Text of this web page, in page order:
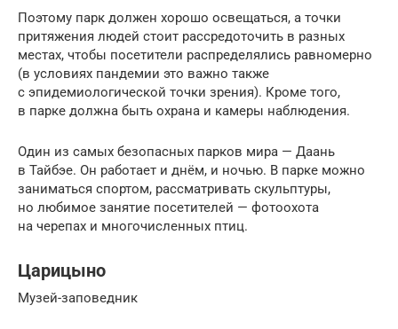
Поэтому парк должен хорошо освещаться, а точки
притяжения людей стоит рассредоточить в разных
местах, чтобы посетители распределялись равномерно
(в условиях пандемии это важно также
с эпидемиологической точки зрения). Кроме того,
в парке должна быть охрана и камеры наблюдения.
Один из самых безопасных парков мира — Даань
в Тайбэе. Он работает и днём, и ночью. В парке можно
заниматься спортом, рассматривать скульптуры,
но любимое занятие посетителей — фотоохота
на черепах и многочисленных птиц.
Царицыно
Музей-заповедник